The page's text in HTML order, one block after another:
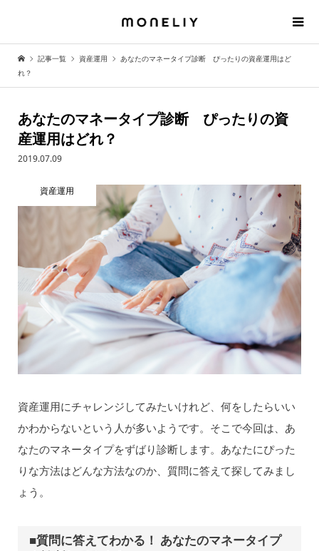
記事一覧 資産運用
あなたのマネータイプ診断 ぴったりの資産運用はど
れ？
あなたのマネータイプ診断 ぴったりの資
産運用はどれ？
2019.07.09
資産運用
資産運用にチャレンジしてみたいけれど、何をしたらいい
かわからないという人が多いようです。そこで今回は、あ
なたのマネータイプをずばり診断します。あなたにぴった
りな方法はどんな方法なのか、質問に答えて探してみまし
ょう。
■質問に答えてわかる！ あなたのマネータイプ